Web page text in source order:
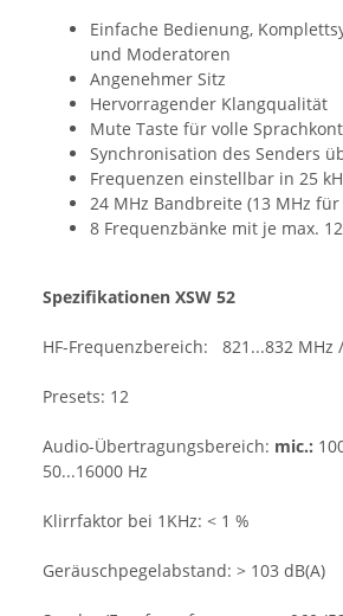
Einfache Bedienung,
und Moderatoren
Angenehmer Sitz
Hervorragender Klangqualität
Mute Taste für volle
Synchronisation des Senders
Frequenzen einstellbar in 25
24 MHz Bandbreite (13 MHz
8 Frequenzbänke mit je max.
Spezifikationen XSW 52
HF-Frequenzbereich: 821...832 MHz
Presets: 12
Audio-Übertragungsbereich: mic.:
50...16000 Hz
Klirrfaktor bei 1KHz: < 1 %
Geräuschpegelabstand: > 103 dB(A)